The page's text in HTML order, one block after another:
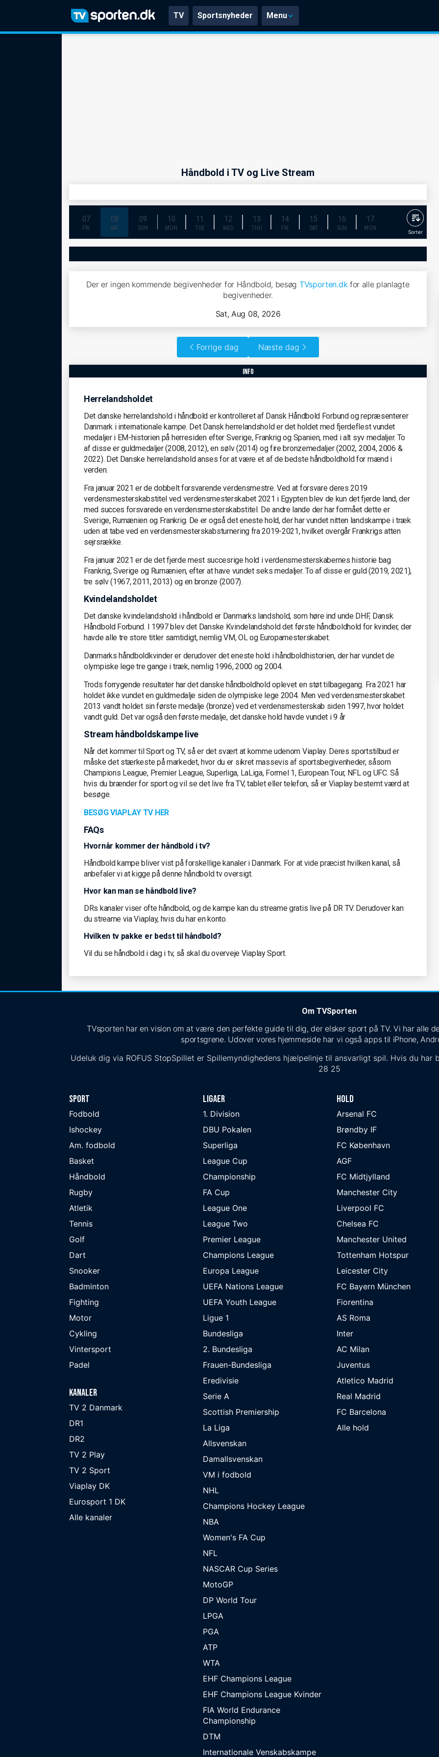
TV Sportsnyheder Menu
Håndbold i TV og Live Stream
07
FRI
08
SAT
09
SUN
10
MON
11
TUE
12
WED
13
THU
14
FRI
15
SAT
16
SUN
17
MON
Sorter
Der er ingen kommende begivenheder for Håndbold, besøg TVsporten.dk for alle planlagte
begivenheder.
Sat, Aug 08, 2026
Forrige dag Næste dag
info
Herrelandsholdet
Det danske herrelandshold i håndbold er kontrolleret af Dansk Håndbold Forbund og repræsenterer
Danmark i internationale kampe. Det Dansk herrelandshold er det holdet med fjerdeflest vundet
medaljer i EM-historien på herresiden efter Sverige, Frankrig og Spanien, med i alt syv medaljer. To
af disse er guldmedaljer (2008, 2012), en sølv (2014) og fire bronzemedaljer (2002, 2004, 2006 &
2022). Det Danske herrelandshold anses for at være et af de bedste håndboldhold for mænd i
verden.
Fra januar 2021 er de dobbelt forsvarende verdensmestre. Ved at forsvare deres 2019
verdensmesterskabstitel ved verdensmesterskabet 2021 i Egypten blev de kun det fjerde land, der
med succes forsvarede en verdensmesterskabstitel. De andre lande der har formået dette er
Sverige, Rumænien og Frankrig. De er også det eneste hold, der har vundet nitten landskampe i træk
uden at tabe ved en verdensmesterskabsturnering fra 2019-2021, hvilket overgår Frankrigs atten
sejrsrække.
Fra januar 2021 er de det fjerde mest succesrige hold i verdensmesterskabernes historie bag
Frankrig, Sverige og Rumænien, efter at have vundet seks medaljer. To af disse er guld (2019, 2021),
tre sølv (1967, 2011, 2013) og en bronze (2007).
Kvindelandsholdet
Det danske kvindelandshold i håndbold er Danmarks landshold, som høre ind unde DHF, Dansk
Håndbold Forbund. I 1997 blev det Danske Kvindelandshold det første håndboldhold for kvinder, der
havde alle tre store titler samtidigt, nemlig VM, OL og Europamesterskabet.
Danmarks håndboldkvinder er derudover det eneste hold i håndboldhistorien, der har vundet de
olympiske lege tre gange i træk, nemlig 1996, 2000 og 2004.
Trods forrygende resultater har det danske håndboldhold oplevet en støt tilbagegang. Fra 2021 har
holdet ikke vundet en guldmedalje siden de olympiske lege 2004. Men ved verdensmesterskabet
2013 vandt holdet sin første medalje (bronze) ved et verdensmesterskab siden 1997, hvor holdet
vandt guld. Det var også den første medalje, det danske hold havde vundet i 9 år
Stream håndboldskampe live
Når det kommer til Sport og TV, så er det svært at komme udenom Viaplay. Deres sportstilbud er
måske det stærkeste på markedet, hvor du er sikret massevis af sportsbegivenheder, såsom
Champions League, Premier League, Superliga, LaLiga, Formel 1, European Tour, NFL og UFC. Så
hvis du brænder for sport og vil se det live fra TV, tablet eller telefon, så er Viaplay bestemt værd at
besøge.
BESØG VIAPLAY TV HER
FAQs
Hvornår kommer der håndbold i tv?
Håndbold kampe bliver vist på forskellige kanaler i Danmark. For at vide præcist hvilken kanal, så
anbefaler vi at kigge på denne håndbold tv oversigt.
Hvor kan man se håndbold live?
DRs kanaler viser ofte håndbold, og de kampe kan du streame gratis live på DR TV. Derudover kan
du streame via Viaplay, hvis du har en konto.
Hvilken tv pakke er bedst til håndbold?
Vil du se håndbold i dag i tv, så skal du overveje Viaplay Sport.
Om TVSporten
TVsporten har en vision om at være den perfekte guide til dig, der elsker sport på TV. Vi har alle
sportsgrene. Udover vores hjemmeside har vi også apps til iPhone,
Udeluk dig via ROFUS StopSpillet er Spillemyndighedens hjælpelinje til ansvarligt spil. Hvis du
28 25
Sport
Fodbold
Ishockey
Am. fodbold
Basket
Håndbold
Rugby
Atletik
Tennis
Golf
Dart
Snooker
Badminton
Fighting
Motor
Cykling
Vintersport
Padel
Kanaler
TV 2 Danmark
DR1
DR2
TV 2 Play
TV 2 Sport
Viaplay DK
Eurosport 1 DK
Alle kanaler
Ligaer
1. Division
DBU Pokalen
Superliga
League Cup
Championship
FA Cup
League One
League Two
Premier League
Champions League
Europa League
UEFA Nations League
UEFA Youth League
Ligue 1
Bundesliga
2. Bundesliga
Frauen-Bundesliga
Eredivisie
Serie A
Scottish Premiership
La Liga
Allsvenskan
Damallsvenskan
VM i fodbold
NHL
Champions Hockey League
NBA
Women's FA Cup
NFL
NASCAR Cup Series
MotoGP
DP World Tour
LPGA
PGA
ATP
WTA
EHF Champions League
EHF Champions League Kvinder
FIA World Endurance
Championship
DTM
Internationale Venskabskampe
Hold
Arsenal FC
Brøndby IF
FC København
AGF
FC Midtjylland
Manchester City
Liverpool FC
Chelsea FC
Manchester United
Tottenham Hotspur
Leicester City
FC Bayern München
Fiorentina
AS Roma
Inter
AC Milan
Juventus
Atletico Madrid
Real Madrid
FC Barcelona
Alle hold